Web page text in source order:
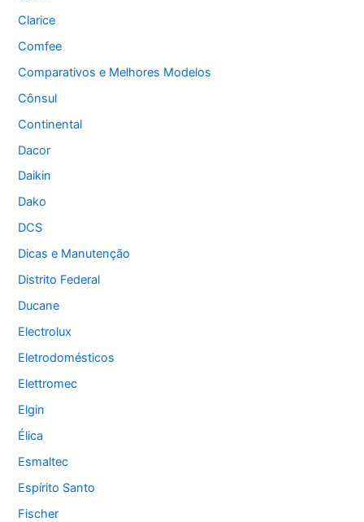
Clarice
Comfee
Comparativos e Melhores Modelos
Cônsul
Continental
Dacor
Daikin
Dako
DCS
Dicas e Manutenção
Distrito Federal
Ducane
Electrolux
Eletrodomésticos
Elettromec
Elgin
Élica
Esmaltec
Espírito Santo
Fischer